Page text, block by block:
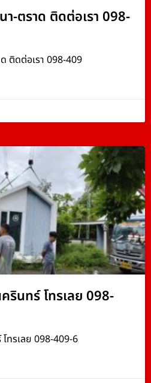
า-ตราด ติดต่อเรา 098-
ติดต่อเรา 098-409
รินทร์ โทรเลย 098-
ทรเลย 098-409-6